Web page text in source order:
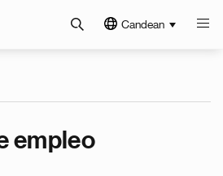
Candean
empleo